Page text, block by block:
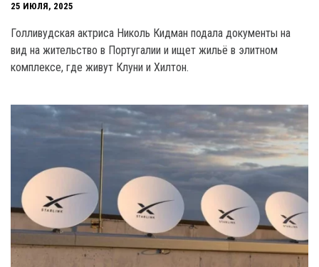
25 ИЮЛЯ, 2025
Голливудская актриса Николь Кидман подала документы на
вид на жительство в Португалии и ищет жильё в элитном
комплексе, где живут Клуни и Хилтон.